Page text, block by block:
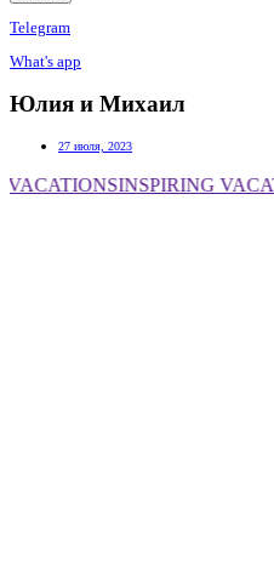
Telegram
What's app
Юлия и Михаил
27 июля, 2023
INSPIRING